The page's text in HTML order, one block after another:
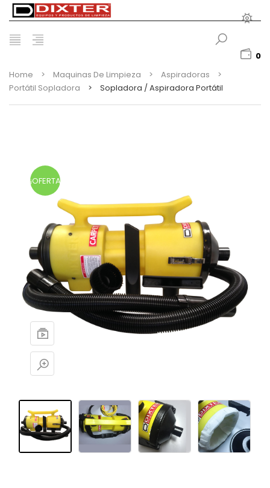
0
Home
> Maquinas De Limpieza > Aspiradoras
>
Portátil Sopladora
> Sopladora / Aspiradora Portátil
¡OFERTA!